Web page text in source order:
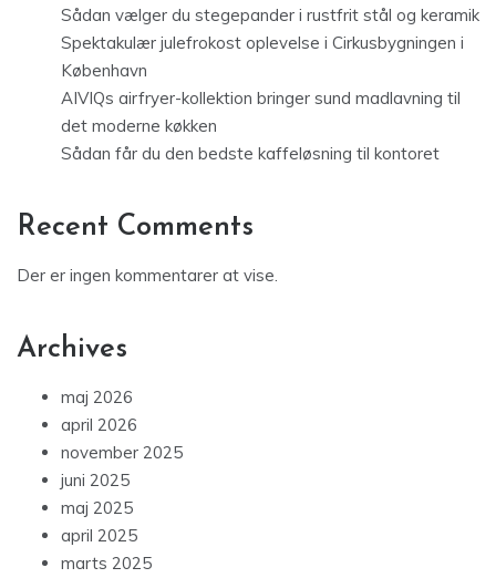
Sådan vælger du stegepander i rustfrit stål og keramik
Spektakulær julefrokost oplevelse i Cirkusbygningen i
København
AIVIQs airfryer-kollektion bringer sund madlavning til
det moderne køkken
Sådan får du den bedste kaffeløsning til kontoret
Recent Comments
Der er ingen kommentarer at vise.
Archives
maj 2026
april 2026
november 2025
juni 2025
maj 2025
april 2025
marts 2025